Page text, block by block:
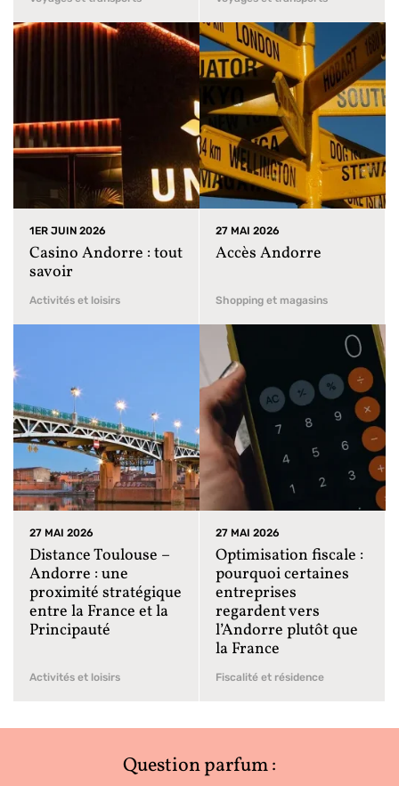
1ER JUIN 2026
Casino Andorre : tout
savoir
Activités et loisirs
27 MAI 2026
Accès Andorre
Shopping et magasins
27 MAI 2026
Distance Toulouse –
Andorre : une
proximité stratégique
entre la France et la
Principauté
Activités et loisirs
27 MAI 2026
Optimisation fiscale :
pourquoi certaines
entreprises
regardent vers
l’Andorre plutôt que
la France
Fiscalité et résidence
Question parfum :